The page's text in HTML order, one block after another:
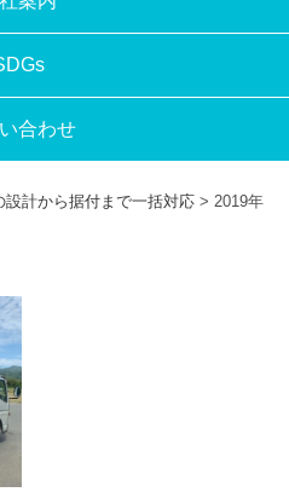
合わせ
計から据付まで一括対応 >2019年